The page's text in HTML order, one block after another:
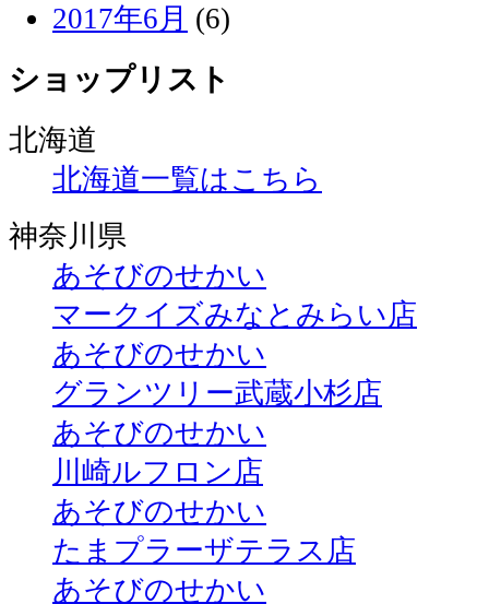
2017年6月 (6)
ショップリスト
北海道
北海道一覧はこちら
神奈川県
あそびのせかい
マークイズみなとみらい店
あそびのせかい
グランツリー武蔵小杉店
あそびのせかい
川崎ルフロン店
あそびのせかい
たまプラーザテラス店
あそびのせかい